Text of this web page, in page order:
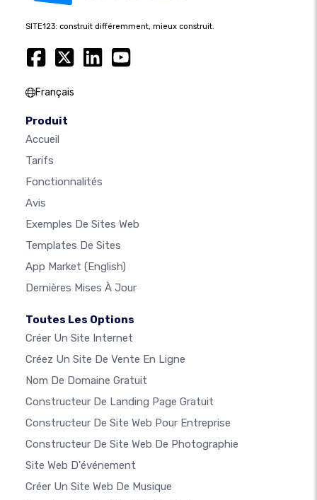
SITE123: construit différemment, mieux construit.
Français
Produit
Accueil
Tarifs
Fonctionnalités
Avis
Exemples De Sites Web
Templates De Sites
App Market (English)
Dernières Mises À Jour
Toutes Les Options
Créer Un Site Internet
Créez Un Site De Vente En Ligne
Nom De Domaine Gratuit
Constructeur De Landing Page Gratuit
Constructeur De Site Web Pour Entreprise
Constructeur De Site Web De Photographie
Site Web D'événement
Créer Un Site Web De Musique